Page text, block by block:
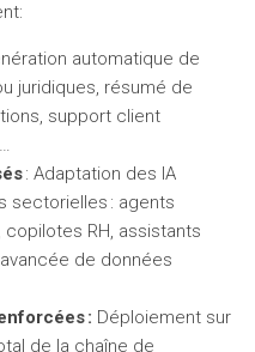
automatique de
juridiques, résumé de
support client
: Adaptation des IA
sectorielles : agents
copilotes RH, assistants
de données
: Déploiement sur
de la chaîne de